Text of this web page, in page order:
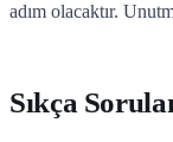
adım olacaktır.
Sıkça